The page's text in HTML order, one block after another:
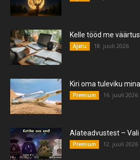
Kelle tööd me
Ajatu 18. juuli 2026
Kiri oma tuleviku
Premium 16. juuli 2026
Alateadvustest –
Premium 12. juuli 2026